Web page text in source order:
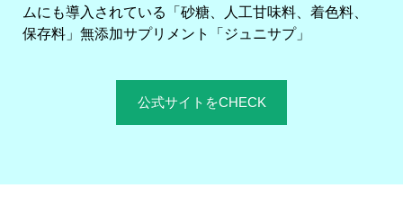
ムにも導入されている「砂糖、人工甘味料、着色料、
保存料」無添加サプリメント「ジュニサプ」
公式サイトをCHECK